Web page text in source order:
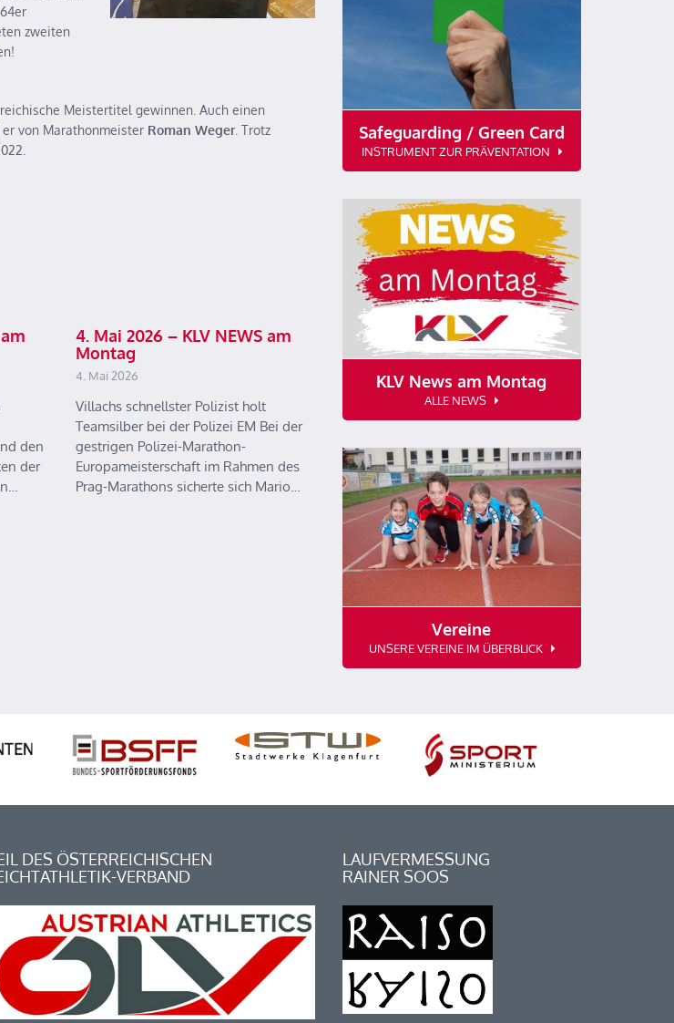
zweiten
Meistertitel gewinnen. Auch einen
von Marathonmeister Roman Weger. Trotz
den
der
4. Mai 2026 – KLV NEWS am
Montag
4. Mai 2026
Villachs schnellster Polizist holt
Teamsilber bei der Polizei EM Bei der
gestrigen Polizei-Marathon-
Europameisterschaft im Rahmen des
Prag-Marathons sicherte sich Mario…
Safeguarding / Green Card
INSTRUMENT ZUR PRÄVENTATION
KLV News am Montag
ALLE NEWS
Vereine
UNSERE VEREINE IM ÜBERBLICK
DES ÖSTERREICHISCHEN
VERBAND
LAUFVERMESSUNG
RAINER SOOS